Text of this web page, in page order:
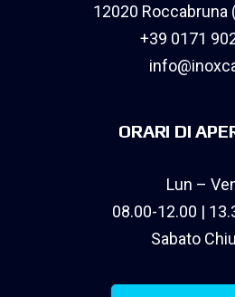
12020 Roccabruna
+39 0171
ORARI DI
Lun –
08.00-12.00 |
Sabato